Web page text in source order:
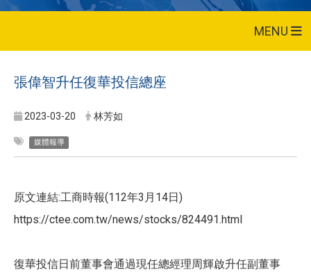
MENU
張偉智升任復華投信總座
2023-03-20 林芳如
媒體報導
原文連結:工商時報(112年3月14日)
https://ctee.com.tw/news/stocks/824491.html
復華投信日前董事會通過現任總經理周輝啟升任副董事